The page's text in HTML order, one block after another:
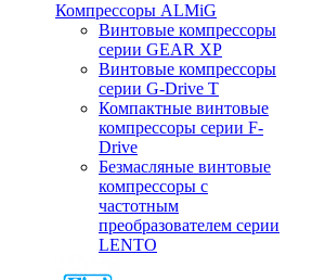
Компрессоры ALMiG
Винтовые компрессоры
серии GEAR XP
Винтовые компрессоры
серии G-Drive T
Компактные винтовые
компрессоры серии F-
Drive
Безмасляные винтовые
компрессоры с
частотным
преобразователем серии
LENTO